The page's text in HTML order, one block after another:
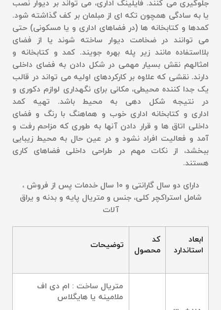
جلوگیری می کنند. فایلینگ اداری، می تواند بر دیوار نصب
یا به سادگی همچون تکه ای از مبلمان بر کف گذاشته شود.
کمدها و کتابخانه ها (در فضاهای اداری و یا مسکونی) حتی
می توانند در ضخامت دیوار ساخته شوند یا از فضای
بلااستفاده مانند زیر پله بهره جویند. کمد و کتابخانه و
امثالهم نقش بسیار مهمی در شکل دادن به فضای داخلی
دارند. نقشی که علاوه بر کارکردهای اولیه می تواند در قالب
یک جدا کننده محیطی، مکانی برای نگهداری لوازم دکوری و
در نتیجه شکل دهی به محیط باشد. تهیه
کمد
اداری و کتابخانه اداری خوب و هماهنگ با رنگ و فضای
داخلی اتاق ها و قرار دادن آنها به طوری كه مزاحم رفت و
آمد و فعالیت افراد نشود و در عین حال به محیط زیبایی
ببخشد، از نکات مهم در طراحی داخلی فضاهای کاری
هستند.
دارای دو سال گارانتی و 10 سال خدمات پس از فروش ،
شامل استراکچر کلی، جنس و متریال پایه و بدنه و یراق
آلات
ابعاد
استاندارد
کد
محصول
توضیحات
متریال ساخت : ام دی اف
ملامینه یا هایگلاس